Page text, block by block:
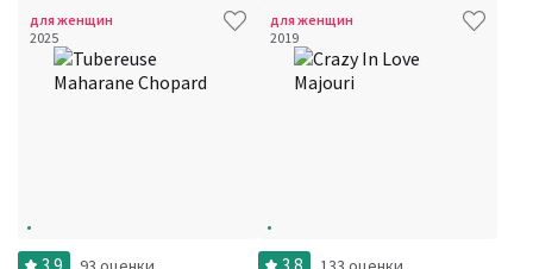
для женщин
2025
для женщин
2019